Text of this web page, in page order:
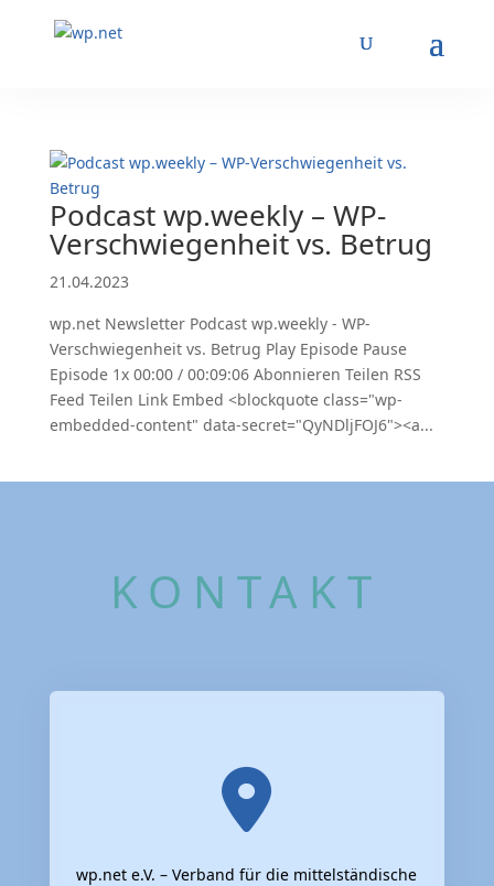
Podcast wp.weekly – WP-
Verschwiegenheit vs. Betrug
21.04.2023
wp.net Newsletter Podcast wp.weekly - WP-
Verschwiegenheit vs. Betrug Play Episode Pause
Episode 1x 00:00 / 00:09:06 Abonnieren Teilen RSS
Feed Teilen Link Embed <blockquote class="wp-
embedded-content" data-secret="QyNDljFOJ6"><a...
KONTAKT
wp.net e.V. – Verband für die mittelständische